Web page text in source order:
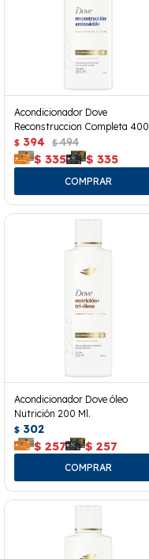
Acondicionador Dove
Reconstruccion Completa 400
Ml.
$ 394 $ 494
$ 335 $ 335
Acondicionador Dove óleo
Nutrición 200 Ml.
$ 302
$ 257 $ 257